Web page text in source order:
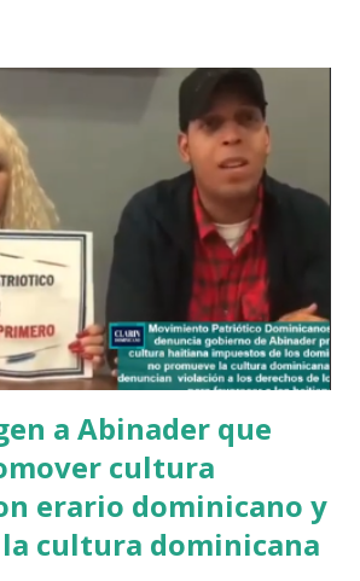
la solución de Haití en territorio
del constante esfuerso de las
en el lugar por disminuir la
continuaron su agitada jornada,
de las autoridades para que
La protesta fue encabezada a cabo
movimiento patriotico No Tenemos
patrióticos unidos en la
a Abinader que
cultura
erario dominicano y
cultura dominicana